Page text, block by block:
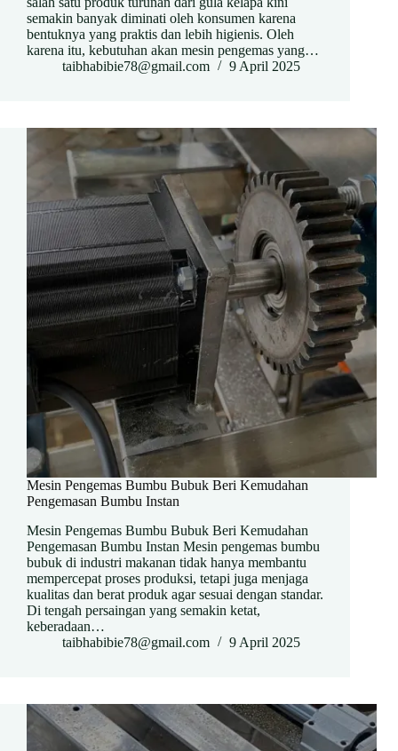
semakin banyak diminati oleh konsumen karena
bentuknya yang praktis dan lebih higienis. Oleh
karena itu, kebutuhan akan mesin pengemas yang…
taibhabibie78@gmail.com
9 April 2025
Mesin Pengemas Bumbu Bubuk Beri Kemudahan
Pengemasan Bumbu Instan
Mesin Pengemas Bumbu Bubuk Beri Kemudahan
Pengemasan Bumbu Instan Mesin pengemas bumbu
bubuk di industri makanan tidak hanya membantu
mempercepat proses produksi, tetapi juga menjaga
kualitas dan berat produk agar sesuai dengan standar.
Di tengah persaingan yang semakin ketat,
keberadaan…
taibhabibie78@gmail.com
9 April 2025